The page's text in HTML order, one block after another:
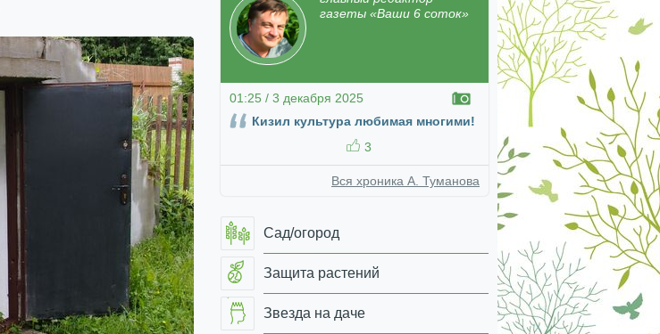
газеты «Ваши 6 соток»
01:25 / 3 декабря 2025
Кизил культура любимая многими!
3
Вся хроника А. Туманова
Сад/огород
Защита растений
Звезда на даче